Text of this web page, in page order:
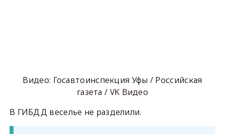
Видео: Госавтоинспекция Уфы / Российская
газета / VK Видео
В ГИБДД веселье не разделили.